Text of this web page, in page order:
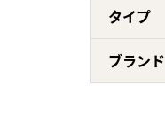
タイプ
ブランド